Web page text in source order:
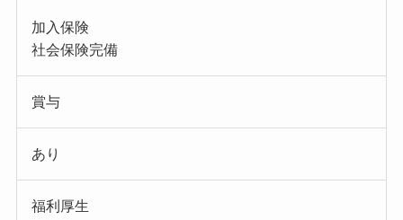
加入保険
社会保険完備
賞与
あり
福利厚生